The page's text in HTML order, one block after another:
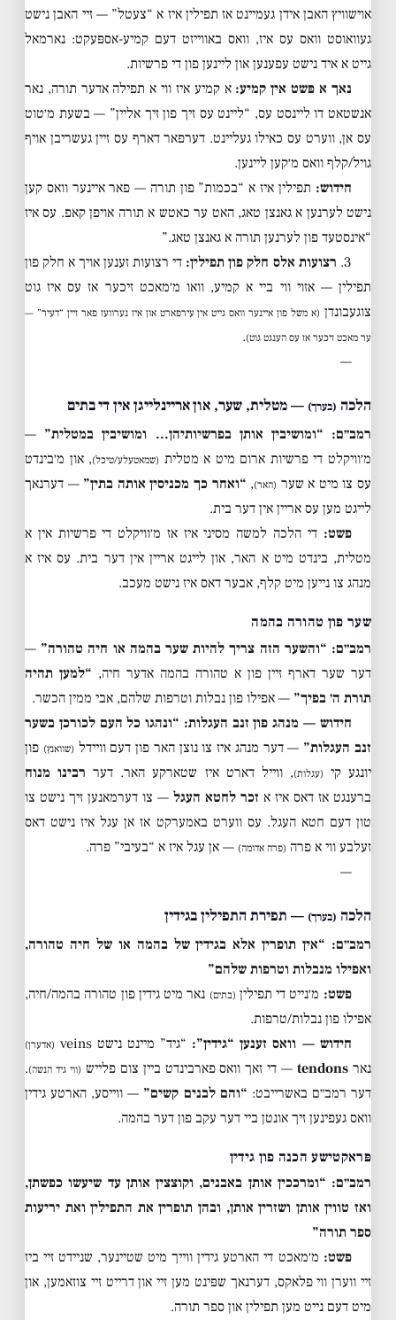
אוישוויץ האבן אידן געמיינט אז תפילין איז א “צעטל” — זיי האבן נישט
געוואוסט וואס עס איז, וואס באווייזט דעם קמיע-אספּעקט: נארמאל
גייט א איד נישט עפענען און ליינען פון די פרשיות.
נאך א פּשט אין קמיע: א קמיע איז ווי א תפילה אדער תורה, נאר
אנשטאט דו ליינסט עס, “ליינט עס זיך פון זיך אליין” — בשעת מ׳טוט
עס אן, ווערט עס כאילו געליינט. דערפאר דארף עס זיין געשריבן אויף
גויל/קלף וואס מ׳קען ליינען.
חידוש: תפילין איז א “בכמות” פון תורה — פאר איינער וואס קען
נישט לערנען א גאנצן טאג, האט ער כאטש א תורה אויפן קאפ. עס איז
“אינסטעד פון לערנען תורה א גאנצן טאג.”
3. רצועות אלס חלק פון תפילין: די רצועות זענען אויך א חלק פון
תפילין — אזוי ווי ביי א קמיע, וואו מ׳מאכט זיכער אז עס איז גוט
צוגעבונדן (א משל פון איינער וואס גייט אין עירפארט און איז נערוועז פאר זיין “דעיר” —
ער מאכט זיכער אז עס הענגט גוט).
—
הלכה (בערך) — מטלית, שער, און אריינלייגן אין די בתים
רמב״ם: “ומושיבין אותן בפרשיותיהן… ומושיבין במטלית” —
מ׳וויקלט די פרשיות ארום מיט א מטלית (שמאטעלע/טיכל), און מ׳בינדט
עס צו מיט א שער (האר), “ואחר כך מכניסין אותה בתין” — דערנאך
לייגט מען עס אריין אין דער בית.
פשט: די הלכה למשה מסיני איז אז מ׳וויקלט די פרשיות אין א
מטלית, בינדט מיט א האר, און לייגט אריין אין דער בית. עס איז א
מנהג צו נייען מיט קלף, אבער דאס איז נישט מעכב.
שער פון טהורה בהמה
רמב״ם: “והשער הזה צריך להיות שער בהמה או חיה טהורה” —
דער שער דארף זיין פון א טהורה בהמה אדער חיה, “למען תהיה
תורת ה׳ בפיך” — אפילו פון נבלות וטרפות שלהם, אבי ממין הכשר.
חידוש — מנהג פון זנב העגלות: “ונהגו כל העם לכורכן בשער
זנב העגלות” — דער מנהג איז צו נוצן האר פון דעם וויידל (שוואנץ) פון
יונגע קי (עגלות), ווייל דארט איז שטארקע האר. דער רבינו מנוח
ברענגט אז דאס איז א זכר לחטא העגל — צו דערמאנען זיך נישט צו
טון דעם חטא העגל. עס ווערט באמערקט אז אן עגל איז נישט דאס
זעלבע ווי א פרה (פרה אדומה) — אן עגל איז א “בעיבי” פרה.
—
הלכה (בערך) — תפירת התפילין בגידין
רמב״ם: “אין תופרין אלא בגידין של בהמה או של חיה טהורה,
ואפילו מנבלות וטרפות שלהם”
פשט: מ׳נייט די תפילין (בתים) נאר מיט גידין פון טהורה בהמה/חיה,
אפילו פון נבלות/טרפות.
חידוש — וואס זענען “גידין”: “גיד” מיינט נישט veins (אדערן)
נאר tendons— די זאך וואס פארבינדט ביין צום פלייש (ווי גיד הנשה).
דער רמב״ם באשרייבט: “והם לבנים קשים” — ווייסע, הארטע גידין
וואס געפינען זיך אונטן ביי דער עקב פון דער בהמה.
פּראקטישע הכנה פון גידין
רמב״ם: “ומרככין אותן באבנים, וקוצצין אותן עד שיעשו כפשתן,
ואז טווין אותן ושזרין אותן, ובהן תופרין את התפילין ואת יריעות
ספר תורה”
פשט: מ׳מאכט די הארטע גידין ווייך מיט שטיינער, שניידט זיי ביז
זיי ווערן ווי פלאקס, דערנאך שפּינט מען זיי און דרייט זיי צוזאמען, און
מיט דעם נייט מען תפילין און ספר תורה.